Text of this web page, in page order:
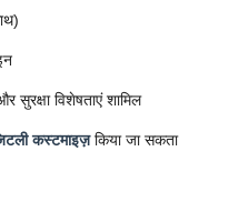
सुरक्षा विशेषताएं शामिल
कस्टमाइज़किया जा सकता